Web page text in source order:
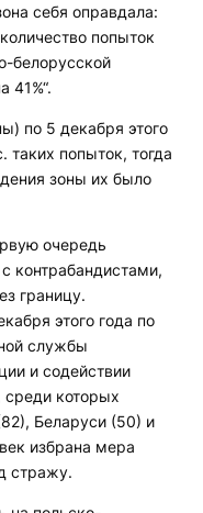
себя оправдала:
попыток
белорусской
41%“.
по 5 декабря этого
таких попыток, тогда
зоны их было
очередь
контрабандистами,
границу.
этого года по
службы
и содействии
среди которых
Беларуси (50) и
избрана мера
стражу.